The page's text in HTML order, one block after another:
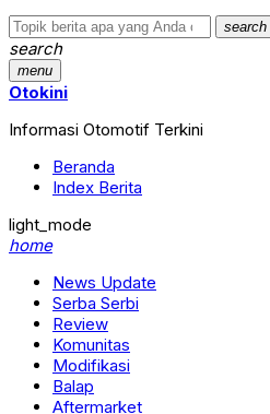
search
search
menu
Otokini
Informasi Otomotif Terkini
Beranda
Index Berita
light_mode
home
News Update
Serba Serbi
Review
Komunitas
Modifikasi
Balap
Aftermarket